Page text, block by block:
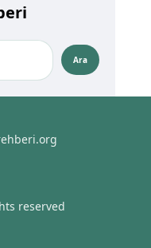
reserved